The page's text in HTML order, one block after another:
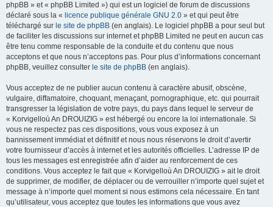
phpBB » et « phpBB Limited ») qui est un logiciel de forum de discussions
déclaré sous la « licence publique générale GNU 2.0 » et qui peut être
téléchargé sur le site de phpBB (en anglais). Le logiciel phpBB a pour seul but
de faciliter les discussions sur internet et phpBB Limited ne peut en aucun cas
être tenu comme responsable de la conduite et du contenu que nous
acceptons et que nous n’acceptons pas. Pour plus d’informations concernant
phpBB, veuillez consulter le site de phpBB (en anglais).
Vous acceptez de ne publier aucun contenu à caractère abusif, obscène,
vulgaire, diffamatoire, choquant, menaçant, pornographique, etc. qui pourrait
transgresser la législation de votre pays, du pays dans lequel le serveur de
« Korvigelloù An DROUIZIG » est hébergé ou encore la loi internationale. Si
vous ne respectez pas ces dispositions, vous vous exposez à un
bannissement immédiat et définitif et nous nous réservons le droit d’avertir
votre fournisseur d’accès à internet et les autorités officielles. L’adresse IP de
tous les messages est enregistrée afin d’aider au renforcement de ces
conditions. Vous acceptez le fait que « Korvigelloù An DROUIZIG » ait le droit
de supprimer, de modifier, de déplacer ou de verrouiller n’importe quel sujet et
message à n’importe quel moment si nous estimons cela nécessaire. En tant
qu’utilisateur, vous acceptez que toutes les informations que vous avez